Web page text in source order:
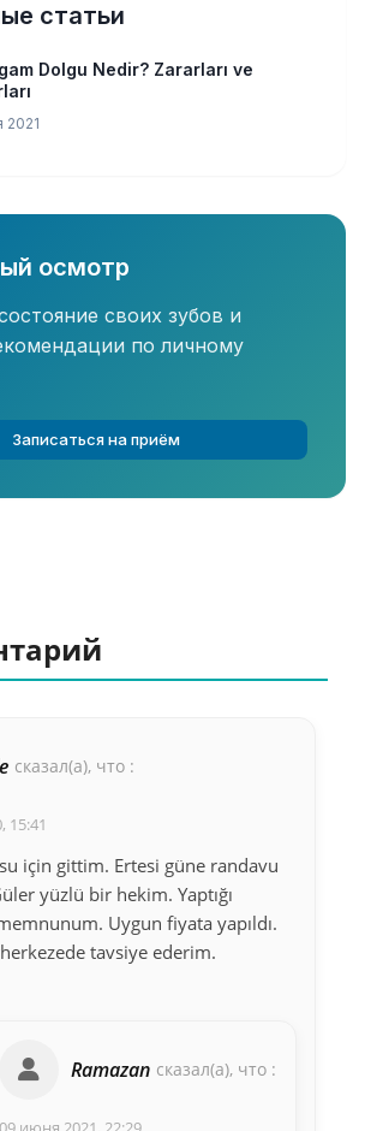
статьи
Dolgu Nedir? Zararları ve
2021
осмотр
своих зубов и
по личному
Записаться на приём
сказал(а), что :
15:41
için gittim. Ertesi güne randavu
yüzlü bir hekim. Yaptığı
Uygun fiyata yapıldı.
tavsiye ederim.
Ramazan сказал(а), что :